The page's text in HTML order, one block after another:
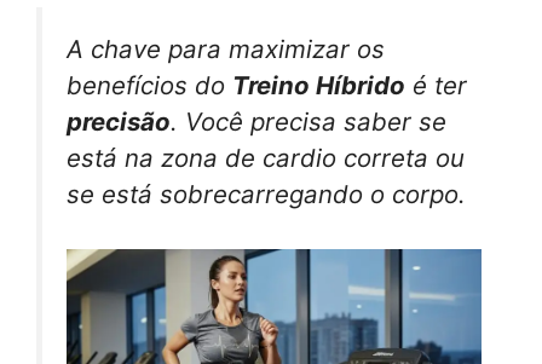
A chave para maximizar os
benefícios do Treino Híbrido é ter
precisão. Você precisa saber se
está na zona de cardio correta ou
se está sobrecarregando o corpo.